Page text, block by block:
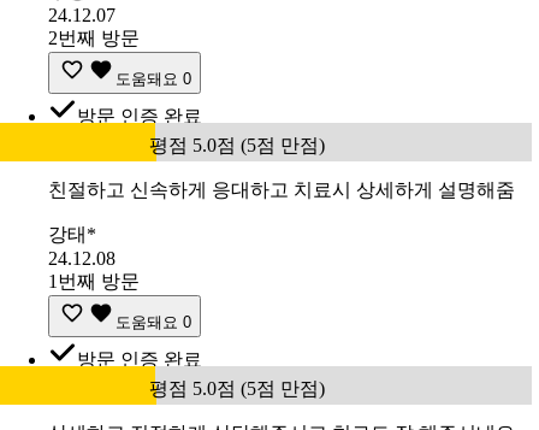
24.12.07
2번째 방문
도움돼요 0
방문 인증 완료
평점 5.0점 (5점 만점)
친절하고 신속하게 응대하고 치료시 상세하게 설명해줌
강태*
24.12.08
1번째 방문
도움돼요 0
방문 인증 완료
평점 5.0점 (5점 만점)